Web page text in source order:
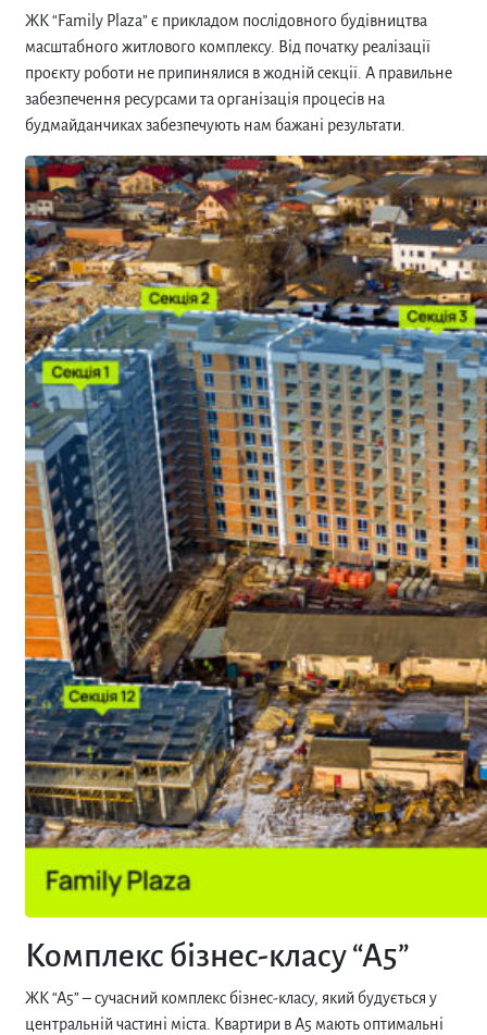
ЖК “Family Plaza” є прикладом послідовного будівництва
масштабного житлового комплексу. Від початку реалізації
проєкту роботи не припинялися в жодній секції. А правильне
забезпечення ресурсами та організація процесів на
будмайданчиках забезпечують нам бажані результати.
Комплекс бізнес-класу “А5”
ЖК “А5” – сучасний комплекс бізнес-класу, який будується у
центральній частині міста. Квартири в А5 мають оптимальні